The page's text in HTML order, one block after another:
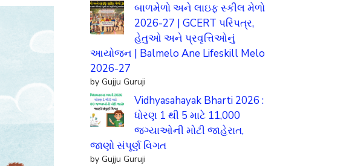
બાળમેળો અને લાઇફ સ્કીલ મેળો
2026-27 | GCERT પરિપત્ર,
હેતુઓ અને પ્રવૃત્તિઓનું
આયોજન | Balmelo Ane Lifeskill Melo
2026-27
by Gujju Guruji
Vidhyasahayak Bharti 2026 :
ધોરણ 1 થી 5 માટે 11,000
જગ્યાઓની મોટી જાહેરાત,
જાણો સંપૂર્ણ વિગત
by Gujju Guruji